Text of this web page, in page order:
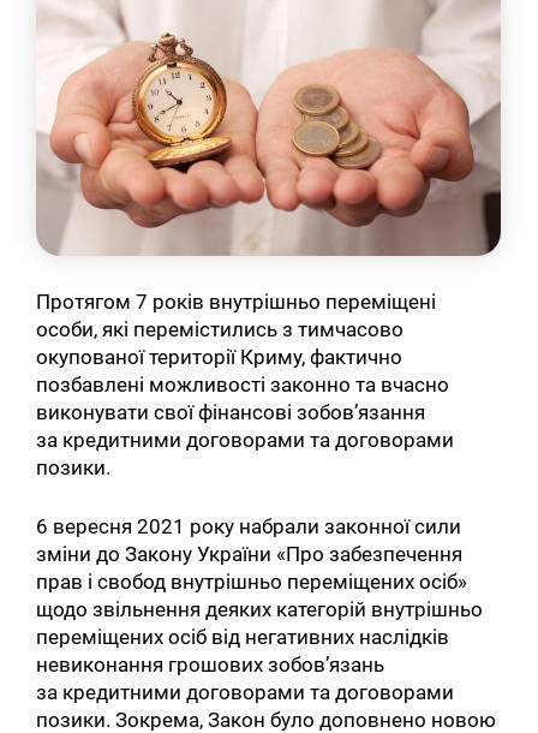
Протягом 7 років внутрішньо переміщені
особи, які перемістились з тимчасово
окупованої території Криму, фактично
позбавлені можливості законно та вчасно
виконувати свої фінансові зобов’язання
за кредитними договорами та договорами
позики.
6 вересня 2021 року набрали законної сили
зміни до Закону України «Про забезпечення
прав і свобод внутрішньо переміщених осіб»
щодо звільнення деяких категорій внутрішньо
переміщених осіб від негативних наслідків
невиконання грошових зобов’язань
за кредитними договорами та договорами
позики. Зокрема, Закон було доповнено новою